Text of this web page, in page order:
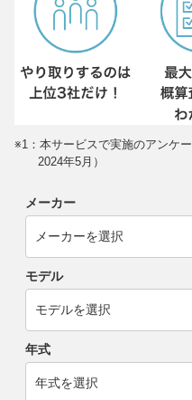
※1：本サービスで実施のアンケ
2024年5月）
メーカー
モデル
年式